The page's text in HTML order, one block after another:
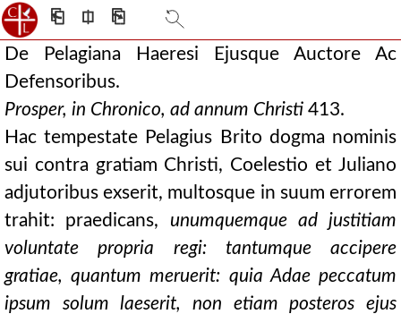
⎗ ⎅ ⎘
De Pelagiana Haeresi Ejusque Auctore Ac
Defensoribus.
Prosper, in Chronico, ad annum Christi 413.
Hac tempestate Pelagius Brito dogma nominis
sui contra gratiam Christi, Coelestio et Juliano
adjutoribus exserit, multosque in suum errorem
trahit: praedicans, unumquemque ad justitiam
voluntate propria regi: tantumque accipere
gratiae, quantum meruerit: quia Adae peccatum
ipsum solum laeserit, non etiam posteros ejus